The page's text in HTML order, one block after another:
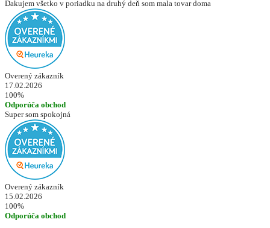
Ďakujem všetko v poriadku na druhý deň som mala tovar doma
Overený zákazník
17.02.2026
100%
Odporúča obchod
Super som spokojná
Overený zákazník
15.02.2026
100%
Odporúča obchod